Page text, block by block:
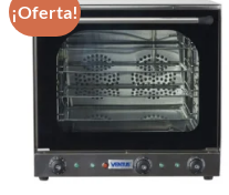
¡Oferta!